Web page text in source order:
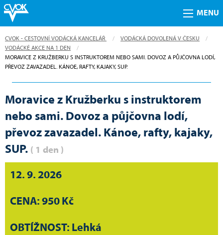
MENU
CVOK - CESTOVNÍ VODÁCKÁ KANCELÁŘ
VODÁCKÁ DOVOLENÁ V ČESKU
VODÁCKÉ AKCE NA 1 DEN
CURRENT:
MORAVICE Z KRUŽBERKU S INSTRUKTOREM NEBO SAMI. DOVOZ A PŮJČOVNA LODÍ,
PŘEVOZ ZAVAZADEL. KÁNOE, RAFTY, KAJAKY, SUP.
Moravice z Kružberku s instruktorem
nebo sami. Dovoz a půjčovna lodí,
převoz zavazadel. Kánoe, rafty, kajaky,
SUP. ( 1 den )
12. 9. 2026
CENA: 950 Kč
OBTÍŽNOST: Lehká